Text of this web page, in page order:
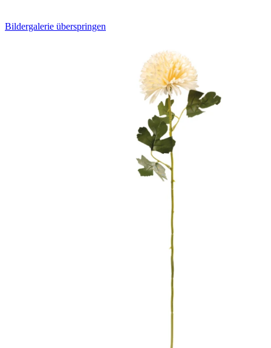
Bildergalerie überspringen